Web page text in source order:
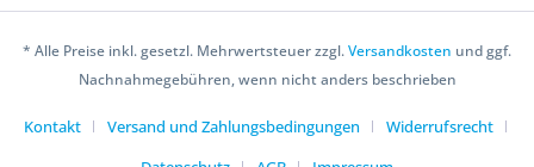
* Alle Preise inkl. gesetzl. Mehrwertsteuer zzgl.Versandkosten und ggf.
Nachnahmegebühren, wenn nicht anders beschrieben
Kontakt Versand und Zahlungsbedingungen
Widerrufsrecht